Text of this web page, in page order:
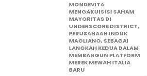
MONDEVITA
MENGAKUISISI SAHAM
MAYORITAS DI
UNDERSCORE DISTRICT,
PERUSAHAAN INDUK
MAGLIANO, SEBAGAI
LANGKAH KEDUA DALAM
MEMBANGUN PLATFORM
MEREK MEWAH ITALIA
BARU